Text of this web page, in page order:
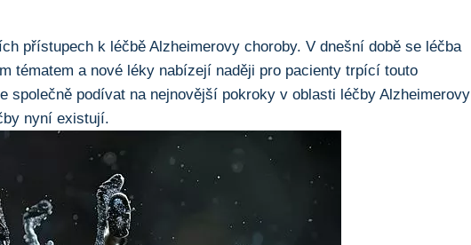
přístupech k léčbě Alzheimerovy choroby. V dnešní době se léčba
tématem a nové léky nabízejí naději pro pacienty trpící touto
společně podívat na nejnovější pokroky v oblasti léčby Alzheimerovy
nyní existují.